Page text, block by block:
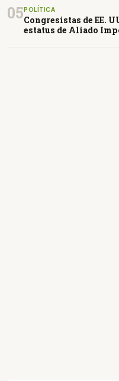
05 POLÍTICA
Congresistas de EE.
estatus de Aliado